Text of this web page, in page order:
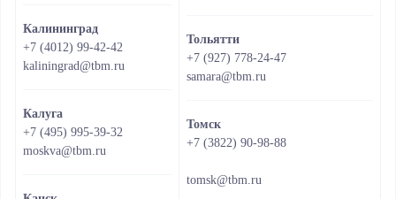
Калининград
+7 (4012) 99-42-42
kaliningrad@tbm.ru
Калуга
+7 (495) 995-39-32
moskva@tbm.ru
Тольятти
+7 (927) 778-24-47
samara@tbm.ru
Томск
+7 (3822) 90-98-88
tomsk@tbm.ru